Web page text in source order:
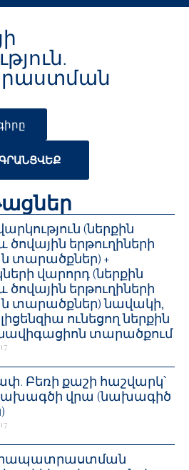
(ներքին
ծովային երթուղիների
տարածքներ) +
վարորդ (ներքին
ծովային երթուղիների
տարածքներ) նավակի,
ունեցող ներքին
նավիգացիոն տարածքում
Բեռի քաշի հաշվարկ՝
նախագծի վրա (նախագիծ